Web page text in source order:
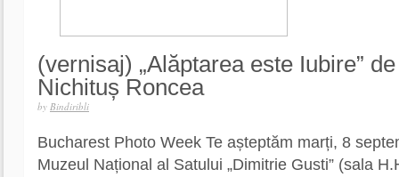
(vernisaj) „Alăptarea este Iubire”
Nichituș Roncea
by Bindiribli
Bucharest Photo Week Te așteptăm marți, 8
Muzeul Național al Satului „Dimitrie Gusti” (sala